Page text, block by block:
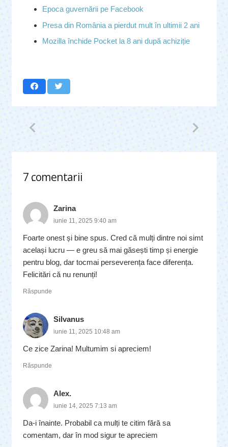
Epoca guvernării pe Facebook
Presa din România a pierdut mult în ultimii 2 ani
Mozilla închide Pocket la 8 ani după achiziție
7 comentarii
.
Zarina
iunie 11, 2025 9:40 am
Foarte onest și bine spus. Cred că mulți dintre noi simt
același lucru — e greu să mai găsești timp și energie
pentru blog, dar tocmai perseverența face diferența.
Felicitări că nu renunți!
Răspunde
Silvanus
iunie 11, 2025 10:48 am
Ce zice Zarina! Multumim si apreciem!
Răspunde
Alex.
iunie 14, 2025 7:13 am
Da-i înainte. Probabil ca mulți te citim fără sa
comentam, dar în mod sigur te apreciem